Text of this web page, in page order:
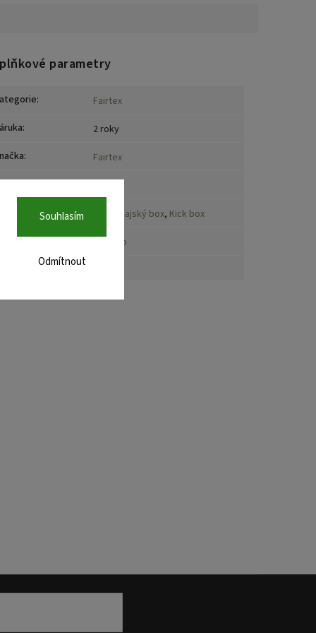
Odmítnout
Souhlasím
parametry
:
Fairtex
:
2 roky
:
Fairtex
Thajský box, Kick box
Země původu:
Thajsko
Položka byla vyprodána…